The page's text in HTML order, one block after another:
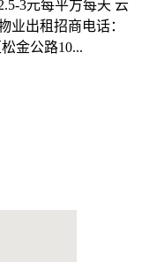
3元每平方每天 云
业出租招商电话：
金公路10...